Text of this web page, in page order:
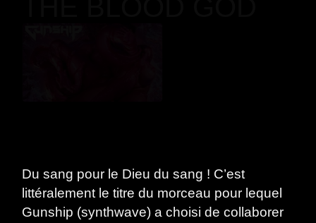
Du sang pour le Dieu du sang ! C’est
littéralement le titre du morceau pour lequel
Gunship (synthwave) a choisi de collaborer